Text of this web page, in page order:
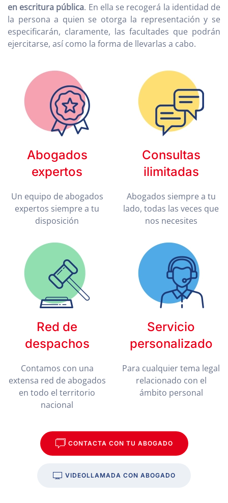
en escritura pública. En ella se recogerá la identidad de
la persona a quien se otorga la representación y se
especificarán, claramente, las facultades que podrán
ejercitarse, así como la forma de llevarlas a cabo.
Abogados
expertos
Un equipo de abogados
expertos siempre a tu
disposición
Consultas
ilimitadas
Abogados siempre a tu
lado, todas las veces que
nos necesites
Red de
despachos
Contamos con una
extensa red de abogados
en todo el territorio
nacional
Servicio
personalizado
Para cualquier tema legal
relacionado con el
ámbito personal
CONTACTA CON TU ABOGADO
VIDEOLLAMADA CON ABOGADO